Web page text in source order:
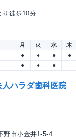
り徒歩10分
月 火 水 木
● ● ● ●
● ● ●
人ハラダ歯科医院
野市小金井1-5-4